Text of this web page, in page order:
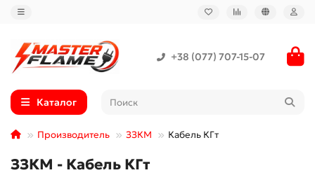
+38 (077) 707-15-07
Каталог
Производитель ЗЗКМ Кабель КГт
ЗЗКМ - Кабель КГт